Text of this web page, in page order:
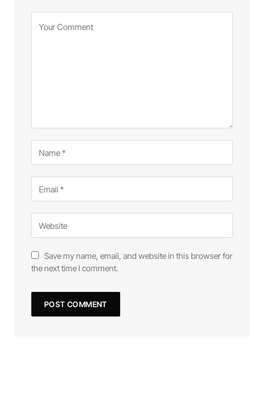
Save my name, email, and website in this browser for
the next time I comment.